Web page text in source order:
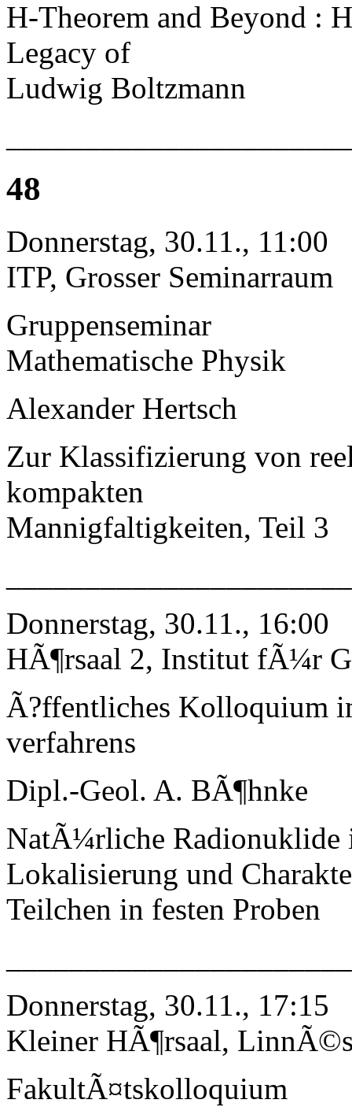
H-Theorem and Beyond :
Legacy of
Ludwig Boltzmann
48
Donnerstag, 30.11., 11:00
ITP, Grosser Seminarraum
Gruppenseminar
Mathematische Physik
Alexander Hertsch
Zur Klassifizierung von
kompakten
Mannigfaltigkeiten, Teil 3
Donnerstag, 30.11., 16:00
HÃ¶rsaal 2, Institut fÃ¼r
Ã?ffentliches Kolloquium
verfahrens
Dipl.-Geol. A. BÃ¶hnke
NatÃ¼rliche Radionuklide
Lokalisierung und
Teilchen in festen Proben
Donnerstag, 30.11., 17:15
Kleiner HÃ¶rsaal,
FakultÃ¤tskolloquium